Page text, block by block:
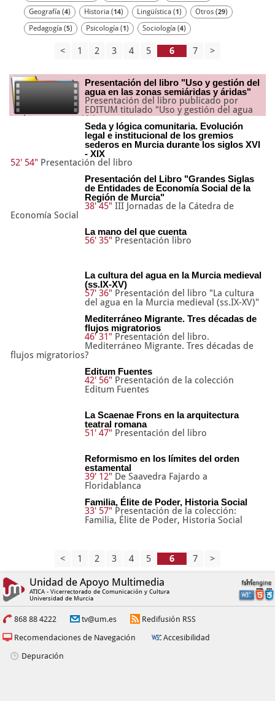
Geografía (4) Historia (14) Lingüística (1) Otros (29)
Pedagogía (5) Psicología (1) Sociología (4)
< 1 2 3 4 5 7 >
Presentación del libro "Uso y gestión del
agua en las zonas semiáridas y áridas"
Presentación del libro publicado por
EDITUM titulado "Uso y gestión del agua
en las zonas semiári
Seda y lógica comunitaria. Evolución
legal e institucional de los gremios
sederos en Murcia durante los siglos XVI
- XIX
52' 54" Presentación del libro
Presentación del Libro "Grandes Siglas
de Entidades de Economía Social de la
Región de Murcia"
38' 45" III Jornadas de la Cátedra de
Economía Social
La mano del que cuenta
56' 35" Presentación libro
La cultura del agua en la Murcia medieval
(ss.IX-XV)
57' 36" Presentación del libro "La cultura
del agua en la Murcia medieval (ss.IX-XV)"
Mediterráneo Migrante. Tres décadas de
flujos migratorios
46' 31" Presentación del libro.
Mediterráneo Migrante. Tres décadas de
flujos migratorios?
Editum Fuentes
42' 56" Presentación de la colección
Editum Fuentes
La Scaenae Frons en la arquitectura
teatral romana
51' 47" Presentación del libro
Reformismo en los límites del orden
estamental
39' 12" De Saavedra Fajardo a
Floridablanca
Familia, Élite de Poder, Historia Social
33' 57" Presentación de la colección:
Familia, Élite de Poder, Historia Social
< 1 2 3 4 5 7 >
Unidad de Apoyo Multimedia
ATICA - Vicerrectorado de Comunicación y Cultura
Universidad de Murcia
868 88 4222 tv@um.es
Redifusión RSS
Recomendaciones de Navegación
Accesibilidad
Depuración